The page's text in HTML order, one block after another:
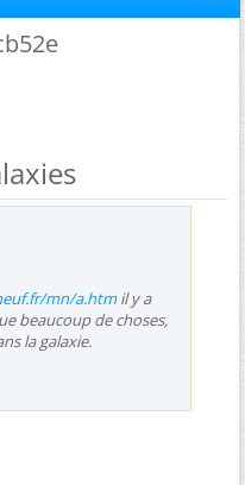
mn/a.htmil y a
beaucoup de choses,
la galaxie.